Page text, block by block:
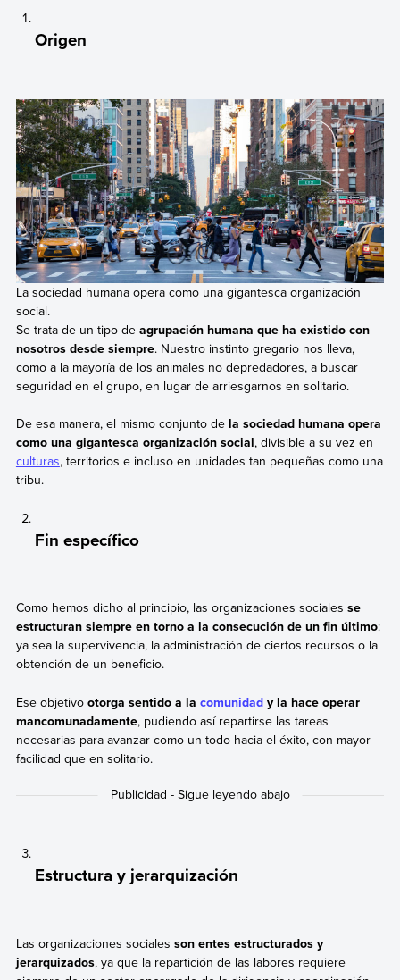
Origen
La sociedad humana opera como una gigantesca organización
social.
Se trata de un tipo de agrupación humana que ha existido con
nosotros desde siempre. Nuestro instinto gregario nos lleva,
como a la mayoría de los animales no depredadores, a buscar
seguridad en el grupo, en lugar de arriesgarnos en solitario.
De esa manera, el mismo conjunto dela sociedad humana opera
como una gigantesca organización social, divisible a su vez en
culturas, territorios e incluso en unidades tan pequeñas como una
tribu.
Fin específico
Como hemos dicho al principio, las organizaciones sociales se
estructuran siempre en torno a la consecución de un fin último:
ya sea la supervivencia, la administración de ciertos recursos o la
obtención de un beneficio.
Ese objetivootorga sentido a la comunidady la hace operar
mancomunadamente, pudiendo así repartirse las tareas
necesarias para avanzar como un todo hacia el éxito, con mayor
facilidad que en solitario.
Estructura y jerarquización
Las organizaciones sociales son entes estructurados y
jerarquizados, ya que la repartición de las labores requiere